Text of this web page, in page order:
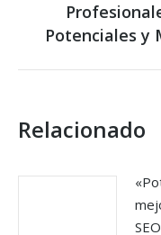
Potenciales y
Relacionado